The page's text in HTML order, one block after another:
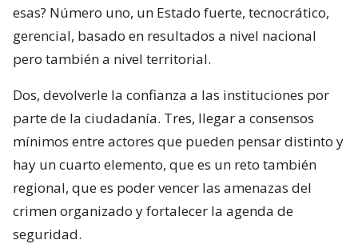
esas? Número uno, un Estado fuerte, tecnocrático,
gerencial, basado en resultados a nivel nacional
pero también a nivel territorial.
Dos, devolverle la confianza a las instituciones por
parte de la ciudadanía. Tres, llegar a consensos
mínimos entre actores que pueden pensar distinto y
hay un cuarto elemento, que es un reto también
regional, que es poder vencer las amenazas del
crimen organizado y fortalecer la agenda de
seguridad.